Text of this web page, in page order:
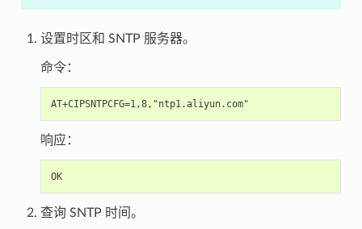
设置时区和 SNTP 服务器。
命令：
响应：
OK
查询 SNTP 时间。